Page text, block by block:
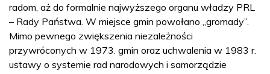
radom, aż do formalnie najwyższego organu władzy PRL
– Rady Państwa. W miejsce gmin powołano „gromady”.
Mimo pewnego zwiększenia niezależności
przywróconych w 1973. gmin oraz uchwalenia w 1983 r.
ustawy o systemie rad narodowych i samorządzie